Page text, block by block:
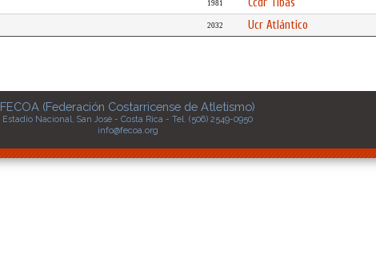
1981 Ccdr Tibás
2032 Ucr Atlántico
FECOA (Federación Costarricense de Atletismo)
Estadio Nacional, San José - Costa Rica - Tel. (506) 2549-0950
info@fecoa.org